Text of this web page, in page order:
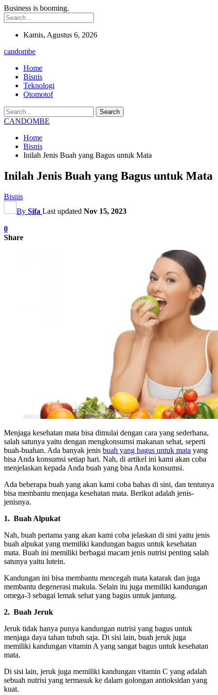
Business is booming.
Kamis, Agustus 6, 2026
candombe
Home
Bisnis
Teknologi
Otomotof
CANDOMBE
Home
Bisnis
Inilah Jenis Buah yang Bagus untuk Mata
Inilah Jenis Buah yang Bagus untuk Mata
Bisnis
By Sifa Last updated Nov 15, 2023
0
Share
Menjaga kesehatan mata bisa dimulai dengan cara yang sederhana,
salah satunya yaitu dengan mengkonsumsi makanan sehat, seperti
buah-buahan. Ada banyak jenis buah yang bagus untuk mata yang
bisa Anda konsumsi setiap hari. Nah, di artikel ini kami akan coba
menjelaskan kepada Anda buah yang bisa Anda konsumsi.
Ada beberapa buah yang akan kami coba bahas di sini, dan tentunya
bisa membantu menjaga kesehatan mata. Berikut adalah jenis-
jenisnya.
1. Buah Alpukat
Nah, buah pertama yang akan kami coba jelaskan di sini yaitu jenis
buah alpukat yang memiliki kandungan bagus untuk kesehatan
mata. Buah ini memiliki berbagai macam jenis nutrisi penting salah
satunya yaitu lutein.
Kandungan ini bisa membantu mencegah mata katarak dan juga
membantu degenerasi makula. Selain itu juga memiliki kandungan
omega-3 sebagai lemak sehat yang bagus untuk jantung.
2. Buah Jeruk
Jeruk tidak hanya punya kandungan nutrisi yang bagus untuk
menjaga daya tahan tubuh saja. Di sisi lain, buah jeruk juga
memiliki kandungan vitamin A yang sangat bagus untuk kesehatan
mata.
Di sisi lain, jeruk juga memiliki kandungan vitamin C yang adalah
sebuah nutrisi yang termasuk ke dalam golongan antioksidan yang
kuat.